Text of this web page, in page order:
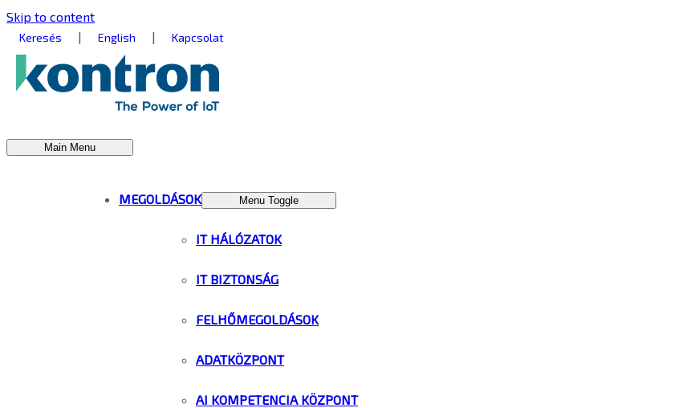
Skip to content
Keresés | English | Kapcsolat
Main Menu
MEGOLDÁSOK Menu Toggle
IT HÁLÓZATOK
IT BIZTONSÁG
FELHŐMEGOLDÁSOK
ADATKÖZPONT
AI KOMPETENCIA KÖZPONT